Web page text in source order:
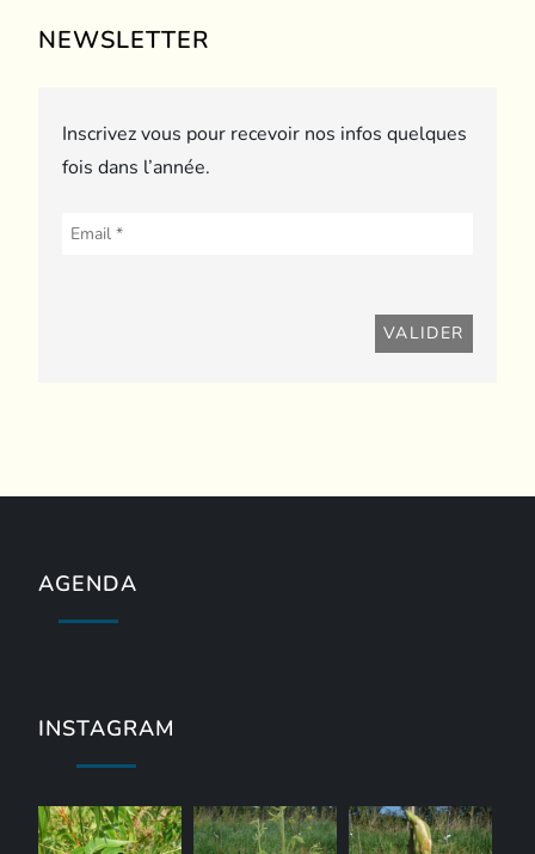
NEWSLETTER
Inscrivez vous pour recevoir nos infos quelques
fois dans l’année.
AGENDA
INSTAGRAM